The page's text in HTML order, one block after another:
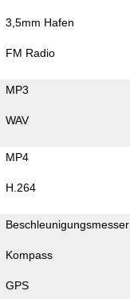
3,5mm Hafen
FM Radio
MP3
WAV
MP4
H.264
Beschleunigungsmesser
Kompass
GPS